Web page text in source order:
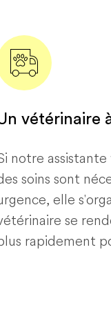
vétérinaire
notre
soins sont
elle
se
rapidement